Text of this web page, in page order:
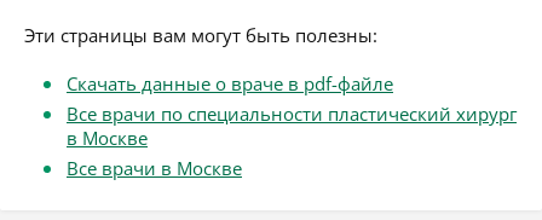
Эти страницы вам могут быть полезны:
Скачать данные о враче в pdf-файле
Все врачи по специальности пластический хирург
в Москве
Все врачи в Москве